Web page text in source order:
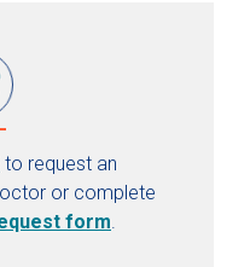
to request an
or complete
form.